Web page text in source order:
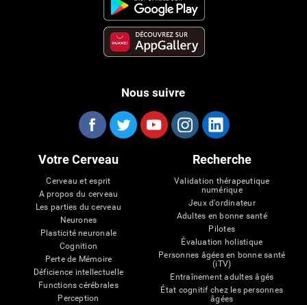
Nous suivre
Votre Cerveau
Cerveau et esprit
A propos du cerveau
Les parties du cerveau
Neurones
Plasticité neuronale
Cognition
Perte de Mémoire
Déficience intellectuelle
Functions cérébrales
Perception
Recherche
Validation thérapeutique
numérique
Jeux d'ordinateur
Adultes en bonne santé
Pilotes
Évaluation holistique
Personnes âgées en bonne santé
(iTV)
Entraînement adultes âgés
État cognitif chez les personnes
âgées